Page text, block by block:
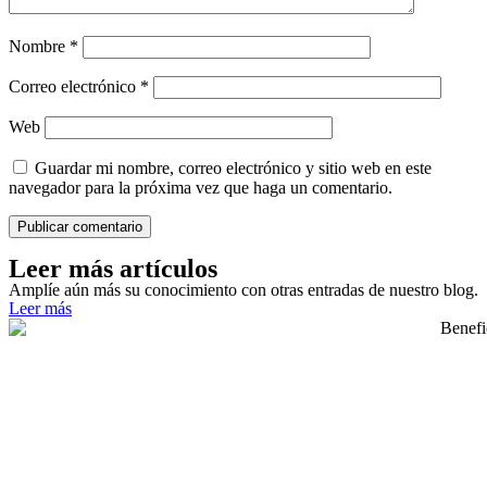
Nombre *
Correo electrónico *
Web
Guardar mi nombre, correo electrónico y sitio web en este
navegador para la próxima vez que haga un comentario.
Leer más artículos
Amplíe aún más su conocimiento con otras entradas de nuestro blog.
Leer más